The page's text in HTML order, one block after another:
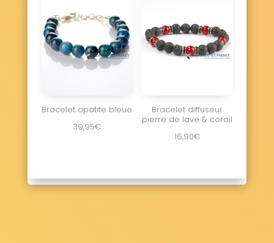
Bracelet apatite bleue
39,95€
Bracelet diffuseur
pierre de lave & corail
16,90€